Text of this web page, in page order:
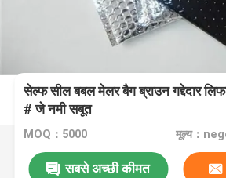
सेल्फ सील बबल मेलर बैग ब्राउन गद्देदार
# जे नमी सबूत
MOQ：5000 मूल्य：
सबसे अच्छी कीमत